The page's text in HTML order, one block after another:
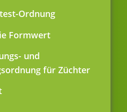
Ordnung
Formwert
und
für Züchter